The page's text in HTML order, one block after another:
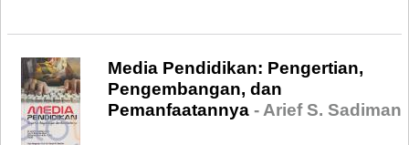
Media Pendidikan: Pengertian,
Pengembangan, dan
Pemanfaatannya - Arief S. Sadiman